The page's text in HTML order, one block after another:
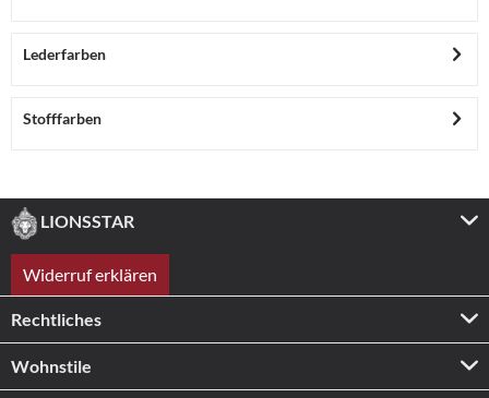
Lederfarben
Stofffarben
LIONSSTAR
Widerruf erklären
Rechtliches
Wohnstile